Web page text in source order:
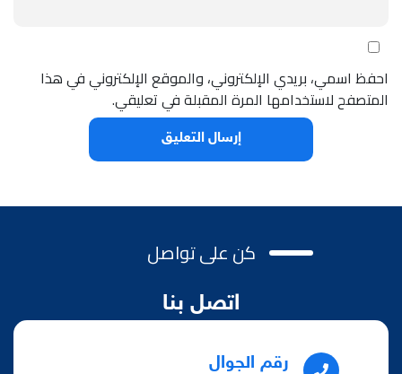
احفظ اسمي، بريدي الإلكتروني، والموقع الإلكتروني في هذا
المتصفح لاستخدامها المرة المقبلة في تعليقي.
كن على تواصل
اتصل بنا
رقم الجوال